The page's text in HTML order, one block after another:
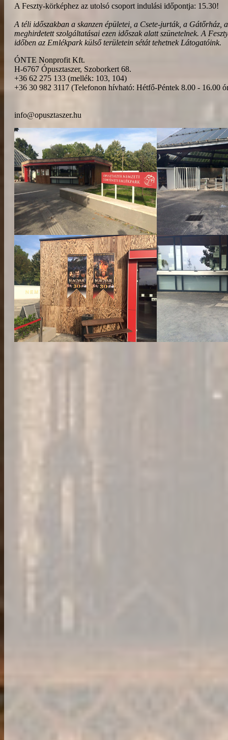
A Feszty-körképhez az utolsó csoport indulási időpontja: 15.30!
A téli időszakban a skanzen épületei, a Csete-jurták, a
meghirdetett szolgáltatásai ezen időszak alatt szünetelnek. A
időben az Emlékpark külső területein sétát tehetnek Látogatóink.
ÓNTE Nonprofit Kft.
H-6767 Ópusztaszer, Szoborkert 68.
+36 62 275 133 (mellék: 103, 104)
+36 30 982 3117 (Telefonon hívható: Hétfő-Péntek 8.00 - 16.00
info@opusztaszer.hu